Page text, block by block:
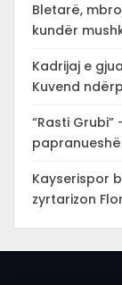
Bletarë,
kundër
Kadrijaj e
Kuvend
“Rasti Grubi”
Kayserispor
zyrtarizon